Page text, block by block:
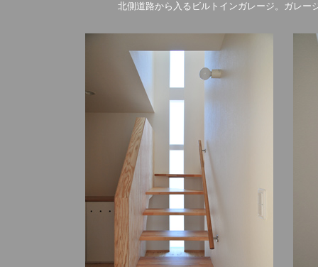
北側道路から入るビルトインガレージ。ガレー